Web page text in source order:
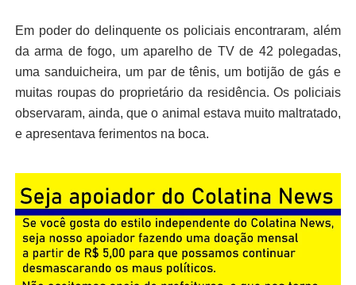
Em poder do delinquente os policiais encontraram, além
da arma de fogo, um aparelho de TV de 42 polegadas,
uma sanduicheira, um par de tênis, um botijão de gás e
muitas roupas do proprietário da residência. Os policiais
observaram, ainda, que o animal estava muito maltratado,
e apresentava ferimentos na boca.